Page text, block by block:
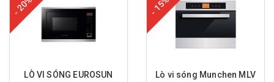
- 20%
LÒ VI SÓNG EUROSUN
- 15%
Lò vi sóng Munchen MLV